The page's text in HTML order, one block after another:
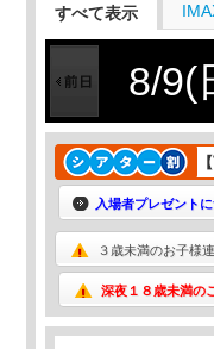
すべて表示
8/9(
入場者プレゼント
３歳未満のお子様
深夜１８歳未満の